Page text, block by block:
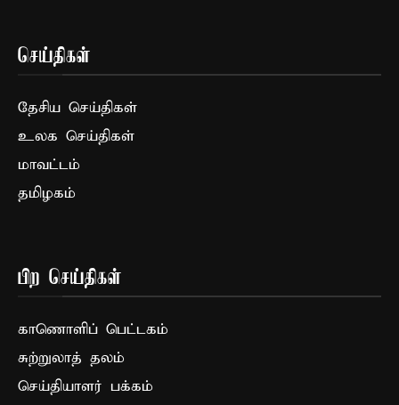
செய்திகள்
தேசிய செய்திகள்
உலக செய்திகள்
மாவட்டம்
தமிழகம்
பிற செய்திகள்
காணொளிப் பெட்டகம்
சுற்றுலாத் தலம்
செய்தியாளர் பக்கம்